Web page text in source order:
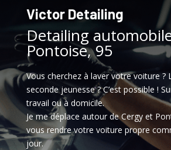
Victor Detailing
Detailing
Pontoise, 95
Vous cherchez à laver votre voiture ?
seconde jeunesse ? C’est possible !
travail ou à domicile.
Je me déplace autour de Cergy et
vous rendre votre voiture propre
jour.